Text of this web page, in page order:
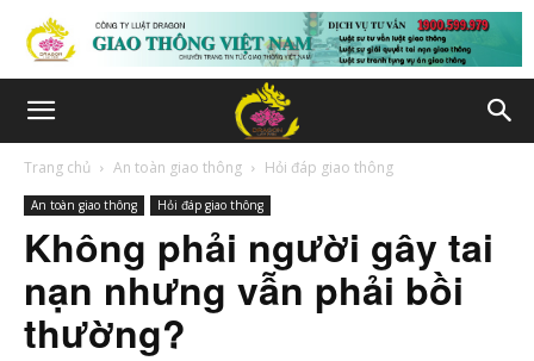
Trang chủ An toàn giao thông Hỏi đáp giao thông
An toàn giao thông Hỏi đáp giao thông
Không phải người gây tai
nạn nhưng vẫn phải bồi
thường?